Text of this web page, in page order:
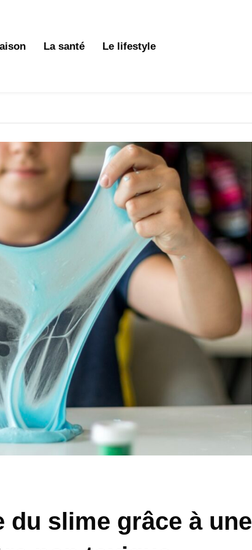
La santé Le lifestyle
slime grâce à une